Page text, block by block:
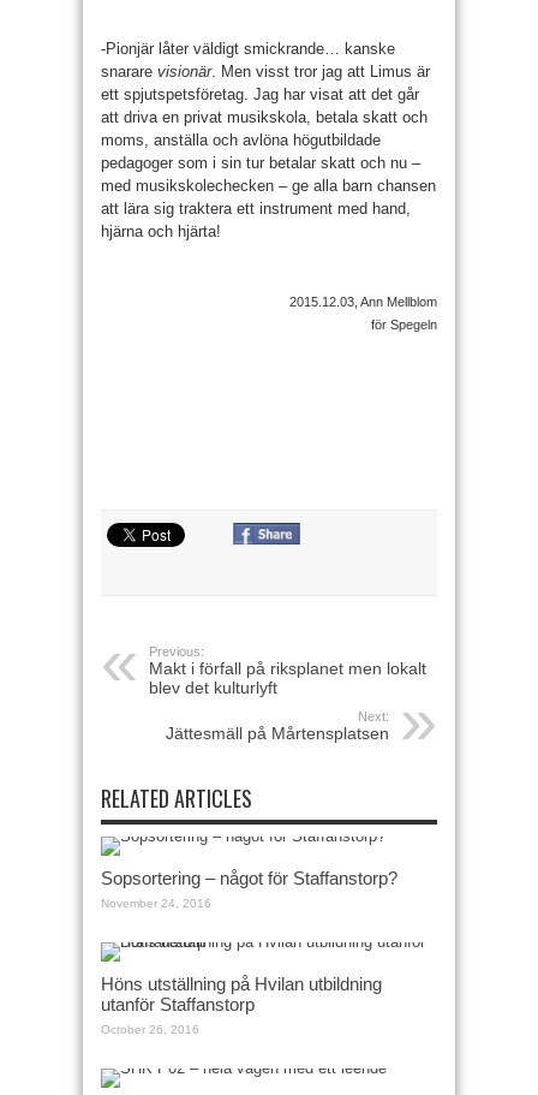
-Pionjär låter väldigt smickrande… kanske
snarare visionär. Men visst tror jag att Limus är
ett spjutspetsföretag. Jag har visat att det går
att driva en privat musikskola, betala skatt och
moms, anställa och avlöna högutbildade
pedagoger som i sin tur betalar skatt och nu –
med musikskolechecken – ge alla barn chansen
att lära sig traktera ett instrument med hand,
hjärna och hjärta!
2015.12.03, Ann Mellblom
för Spegeln
Previous:
Makt i förfall på riksplanet men lokalt
blev det kulturlyft
Next:
Jättesmäll på Mårtensplatsen
RELATED ARTICLES
Sopsortering – något för Staffanstorp?
November 24, 2016
Höns utställning på Hvilan utbildning
utanför Staffanstorp
October 26, 2016